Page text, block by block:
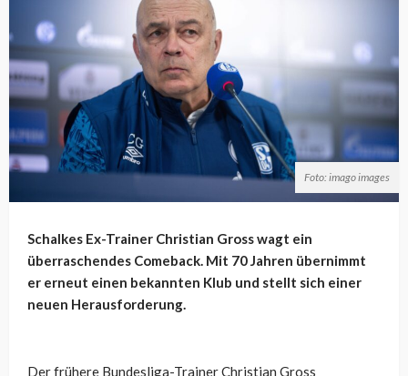
Foto: imago images
Schalkes Ex-Trainer Christian Gross wagt ein
überraschendes Comeback. Mit 70 Jahren übernimmt
er erneut einen bekannten Klub und stellt sich einer
neuen Herausforderung.
Der frühere Bundesliga-Trainer Christian Gross